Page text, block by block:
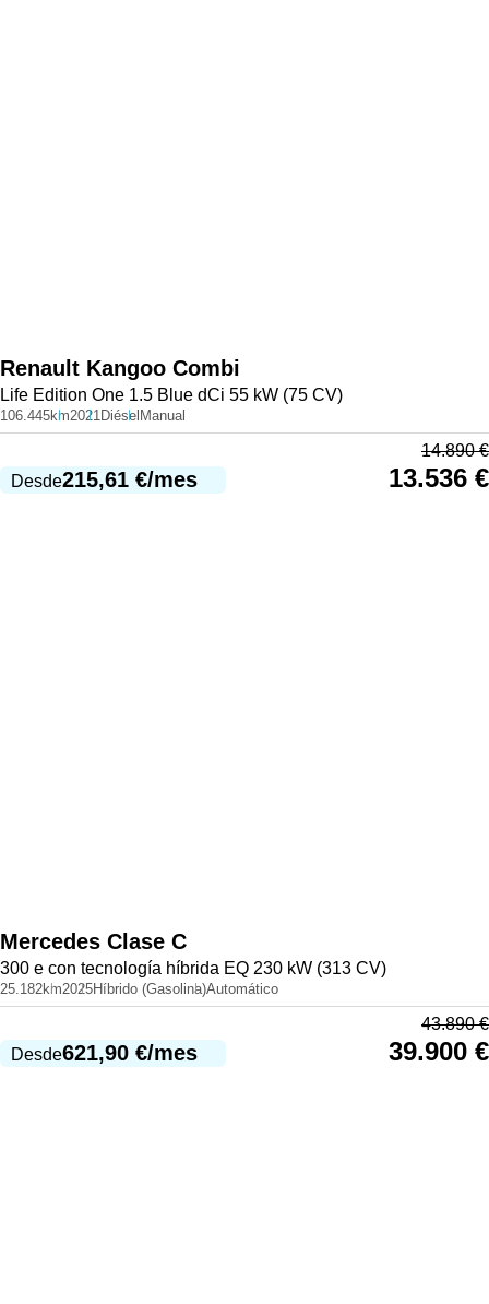
Renault Kangoo Combi
Life Edition One 1.5 Blue dCi 55 kW (75 CV)
106.445km2021 DiéselManual
Desde215,61 €/mes
14.890€
13.536 €
Mercedes Clase C
300 e con tecnología híbrida EQ 230 kW (313 CV)
25.182km2025Híbrido (Gasolina)Automático
Desde621,90 €/mes
43.890€
39.900 €